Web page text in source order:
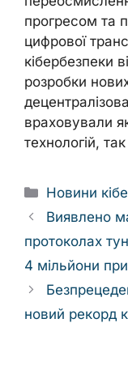
прогресом та
цифрової
кібербезпеки
розробки
враховували
технологій,
Categories
Новини
Виявлено
протоколах
4 мільйони
новий рекорд